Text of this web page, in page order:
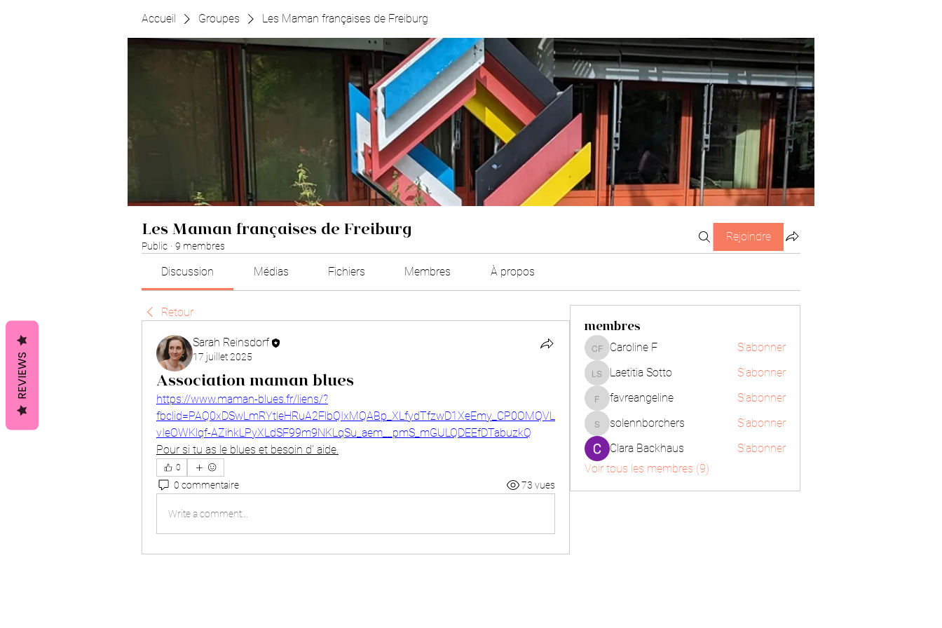
Accueil Groupes Les Maman françaises de Freiburg
Les Maman françaises de Freiburg
Public · 9 membres
Rejoindre
Discussion Médias Fichiers Membres À propos
Retour
Sarah Reinsdorf
17 juillet 2025
Association maman blues
https://www.maman-blues.fr/liens/?
fbclid=PAQ0xDSwLmRYtleHRuA2FlbQIxMQABp_XLfydTfzwD1XeEmy_CP0OMQVL
vIeOWKlqf-AZihkLPyXLdSF99m9NKLqSu_aem__pmS_mGULQDEEfDTabuzkQ
Pour si tu as le blues et besoin d' aide.
0
0 commentaire 73 vues
Write a comment...
membres
Caroline F
Caroline F S'abonner
Laetitia Sotto
Laetitia Sotto S'abonner
favreangeline
favreangeline S'abonner
solennborchers
solennborchers
S'abonner
Clara Backhaus
S'abonner
Voir tous les membres (9)
REVIEWS